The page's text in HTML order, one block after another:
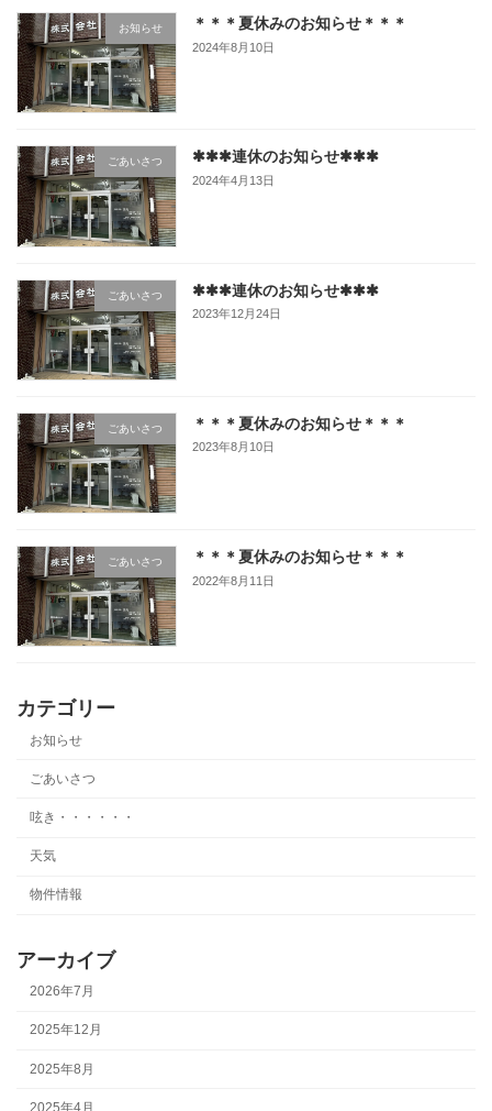
お知らせ ＊＊＊夏休みのお知らせ＊＊＊
2024年8月10日
ごあいさつ ✱✱✱連休のお知らせ✱✱✱
2024年4月13日
ごあいさつ ✱✱✱連休のお知らせ✱✱✱
2023年12月24日
ごあいさつ ＊＊＊夏休みのお知らせ＊＊＊
2023年8月10日
ごあいさつ ＊＊＊夏休みのお知らせ＊＊＊
2022年8月11日
カテゴリー
お知らせ
ごあいさつ
呟き・・・・・・
天気
物件情報
アーカイブ
2026年7月
2025年12月
2025年8月
2025年4月